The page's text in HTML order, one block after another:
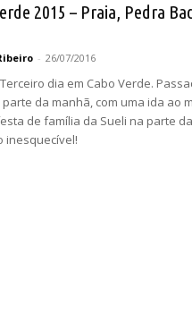
2015 – Praia, Pedra
- 26/07/2016
dia em Cabo Verde.
parte da manhã, com uma ida ao
de família da Sueli na parte
inesquecível!